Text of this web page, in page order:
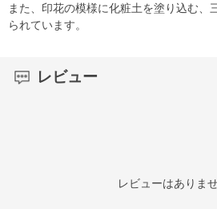
また、印花の模様に化粧土を塗り込む、
られています。
レビュー
レビューはありませ